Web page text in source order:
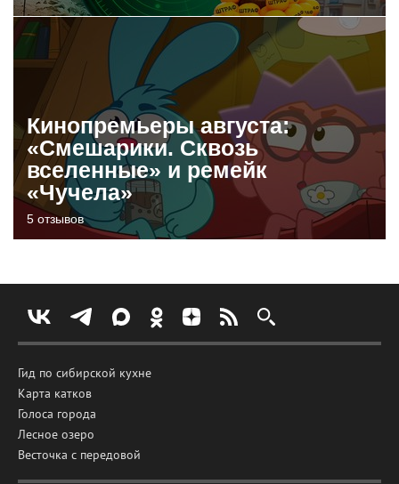
Кинопремьеры августа:
«Смешарики. Сквозь
вселенные» и ремейк
«Чучела»
5 отзывов
Гид по сибирской кухне
Карта катков
Голоса города
Лесное озеро
Весточка с передовой